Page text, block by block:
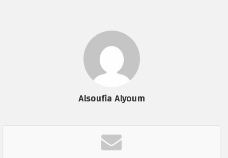
Alsoufia Alyoum